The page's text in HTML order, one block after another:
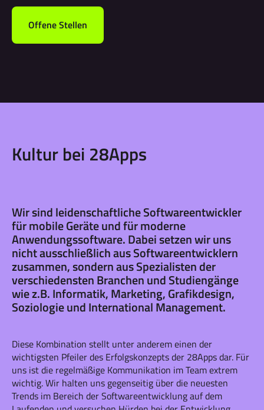
Offene Stellen
Kultur bei 28Apps
Wir sind leidenschaftliche Softwareentwickler
für mobile Geräte und für moderne
Anwendungssoftware. Dabei setzen wir uns
nicht ausschließlich aus Softwareentwicklern
zusammen, sondern aus Spezialisten der
verschiedensten Branchen und Studiengänge
wie z.B. Informatik, Marketing, Grafikdesign,
Soziologie und International Management.
Diese Kombination stellt unter anderem einen der
wichtigsten Pfeiler des Erfolgskonzepts der 28Apps dar. Für
uns ist die regelmäßige Kommunikation im Team extrem
wichtig. Wir halten uns gegenseitig über die neuesten
Trends im Bereich der Softwareentwicklung auf dem